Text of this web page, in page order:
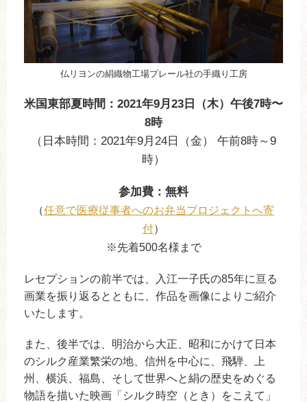
仏リヨンの絹織物工場プレール社の手織り工房
米国東部夏時間：2021年9月23日（木）午後7時〜
8時
（日本時間：2021年9月24日（金） 午前8時～9
時）
参加費：無料
（任意で医療従事者へのお弁当プロジェクトへ寄
付）
※先着500名様まで
レセプションの前半では、入江一子氏の85年に亘る
画業を振り返るとともに、作品を画像によりご紹介
いたします。
また、後半では、明治から大正、昭和にかけて日本
のシルク産業繁栄の地、信州を中心に、飛騨、上
州、横浜、福島、そして世界へと絹の歴史をめぐる
物語を描いた映画「シルク時空（とき）をこえて」